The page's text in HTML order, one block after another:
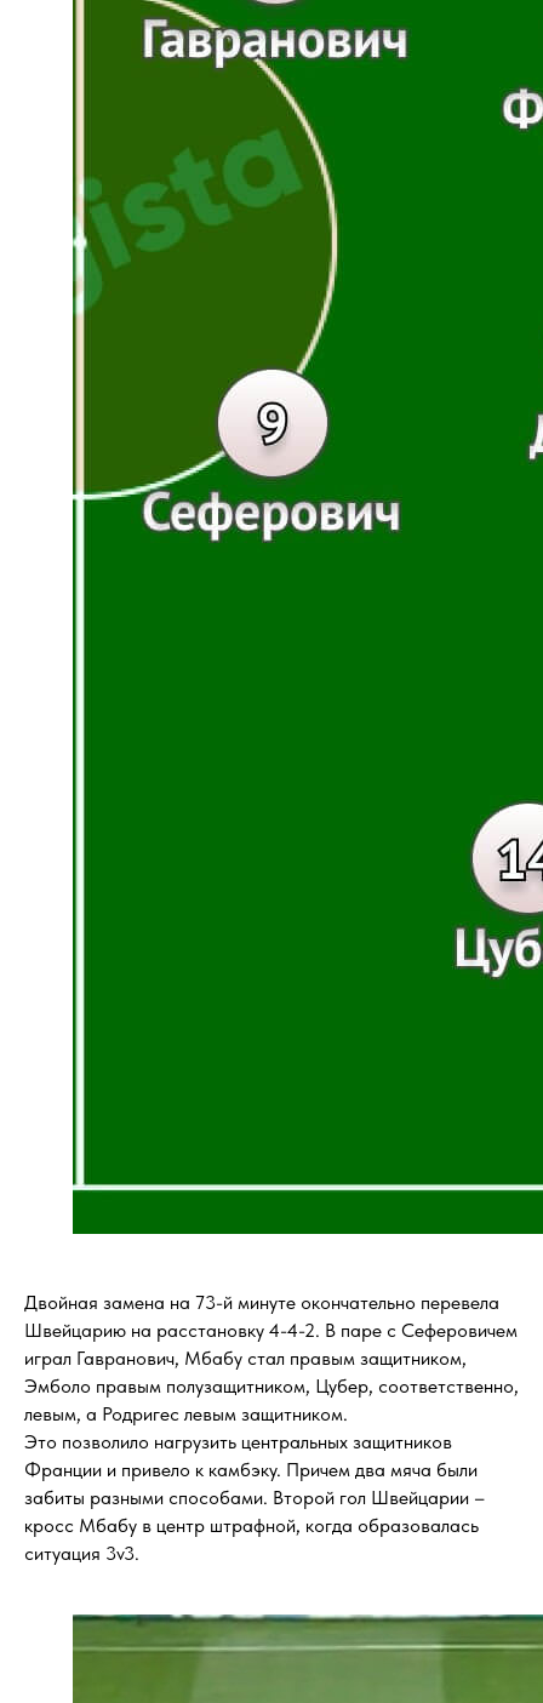
Двойная замена на 73-й минуте окончательно перевела
Швейцарию на расстановку 4-4-2. В паре с Сеферовичем
играл Гавранович, Мбабу стал правым защитником,
Эмболо правым полузащитником, Цубер, соответственно,
левым, а Родригес левым защитником.
Это позволило нагрузить центральных защитников
Франции и привело к камбэку. Причем два мяча были
забиты разными способами. Второй гол Швейцарии –
кросс Мбабу в центр штрафной, когда образовалась
ситуация 3v3.